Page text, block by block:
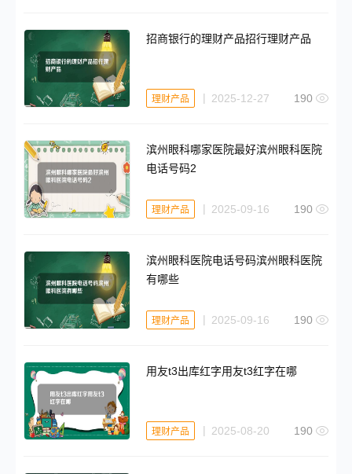
招商银行的理财产品招行理财产品
理财产品 2025-12-27 190
滨州眼科哪家医院最好滨州眼科医院
电话号码2
理财产品 2025-09-16 190
滨州眼科医院电话号码滨州眼科医院
有哪些
理财产品 2025-09-16 190
用友t3出库红字用友t3红字在哪
理财产品 2025-08-20 190